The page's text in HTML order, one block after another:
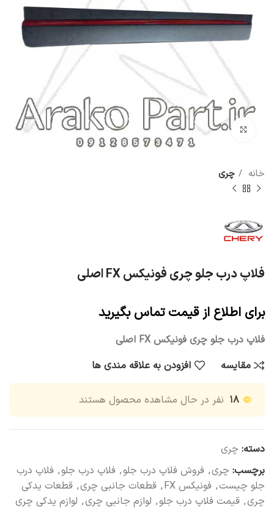
برای بزرگنمایی کلیک کنید
خانه چری
فلاپ درب جلو چری فونیکس FX اصلی
برای اطلاع از قیمت تماس بگیرید
فلاپ درب جلو چری فونیکس FX اصلی
مقایسه
افزودن به علاقه مندی ها
۱۸ نفر در حال مشاهده محصول هستند
دسته: چری
برچسب: چری, فروش فلاپ درب جلو, فلاپ درب جلو, فلاپ درب
جلو چیست, فونیکس FX , قطعات جانبی چری, قطعات یدکی
چری, قیمت فلاپ درب جلو, لوازم جانبی چری, لوازم یدکی چری